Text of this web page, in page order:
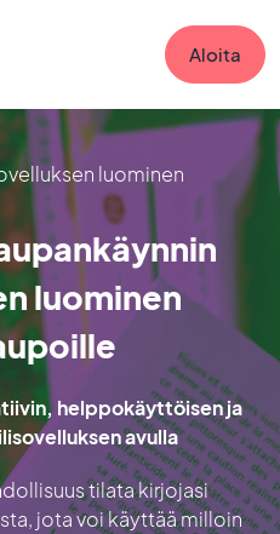
Aloita
luominen
luominen
helppokäyttöisen ja
avulla
tilata kirjojasi
jota voi käyttää milloin